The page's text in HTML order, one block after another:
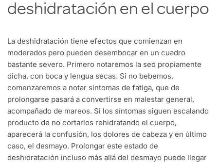
deshidratación en el cuerpo
La deshidratación tiene efectos que comienzan en
moderados pero pueden desembocar en un cuadro
bastante severo. Primero notaremos la sed propiamente
dicha, con boca y lengua secas. Si no bebemos,
comenzaremos a notar síntomas de fatiga, que de
prolongarse pasará a convertirse en malestar general,
acompañado de mareos. Si los síntomas siguen escalando
producto de no cortarlos rehidratando el cuerpo,
aparecerá la confusión, los dolores de cabeza y en último
caso, el desmayo. Prolongar este estado de
deshidratación incluso más allá del desmayo puede llegar